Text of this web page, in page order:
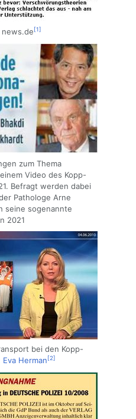
news.de [1]
zum Thema
Video des Kopp-
Befragt werden dabei
Pathologe Arne
seine sogenannte
2021
bei den Kopp-
Eva Herman [2]